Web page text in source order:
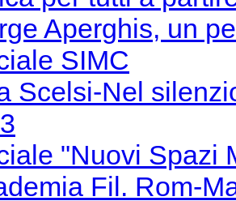
"Nuovi Spazi
Fil. Rom-
Rosa 8/03
spettacolo